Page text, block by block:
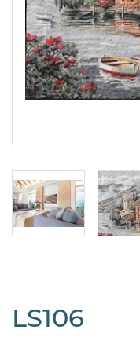
LS106